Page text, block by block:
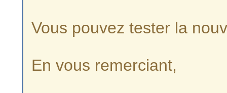
Vous pouvez tester la
En vous remerciant,